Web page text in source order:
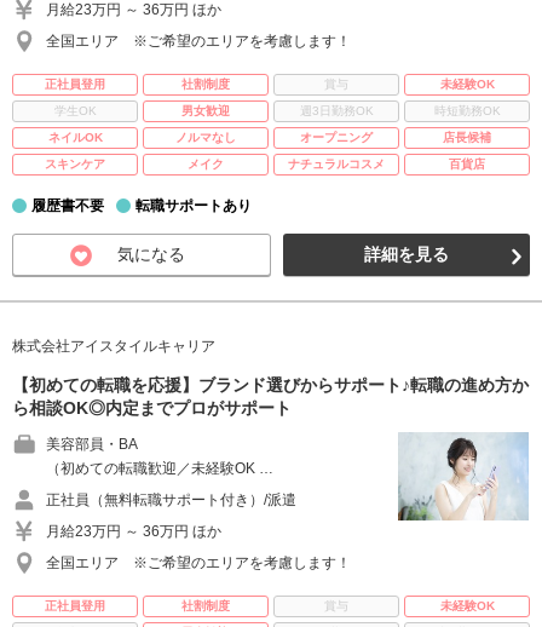
月給23万円 ～ 36万円 ほか
全国エリア ※ご希望のエリアを考慮します！
正社員登用 社割制度 賞与
未経験OK
学生OK
男女歓迎 週3日勤務OK
時短勤務OK
ネイルOK
ノルマなし オープニング
店長候補
スキンケア
メイク ナチュラルコスメ 百貨店
履歴書不要 転職サポートあり
気になる 詳細を見る
株式会社アイスタイルキャリア
【初めての転職を応援】ブランド選びからサポート♪転職の進め方か
ら相談OK◎内定までプロがサポート
美容部員・BA
（初めての転職歓迎／未経験OK …
正社員（無料転職サポート付き）/派遣
月給23万円 ～ 36万円 ほか
全国エリア ※ご希望のエリアを考慮します！
正社員登用 社割制度 賞与
未経験OK